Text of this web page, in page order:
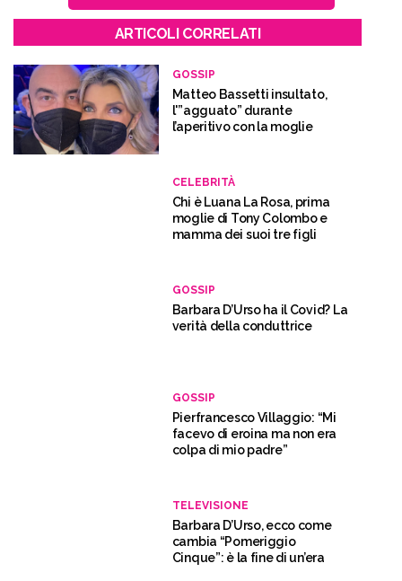
ARTICOLI CORRELATI
GOSSIP
Matteo Bassetti insultato,
l'”agguato” durante
l’aperitivo con la moglie
CELEBRITÀ
Chi è Luana La Rosa, prima
moglie di Tony Colombo e
mamma dei suoi tre figli
GOSSIP
Barbara D’Urso ha il Covid? La
verità della conduttrice
GOSSIP
Pierfrancesco Villaggio: “Mi
facevo di eroina ma non era
colpa di mio padre”
TELEVISIONE
Barbara D’Urso, ecco come
cambia “Pomeriggio
Cinque”: è la fine di un’era